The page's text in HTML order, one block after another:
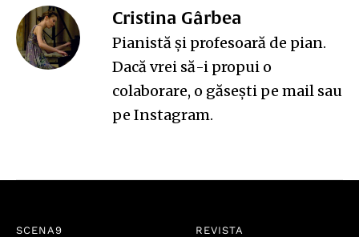
Cristina Gârbea
Pianistă și profesoară de pian.
Dacă vrei să-i propui o
colaborare, o găsești pe mail sau
pe Instagram.
SCENA9 REVISTA